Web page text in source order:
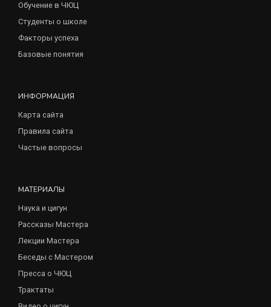
Обучение в ЧЮЦ
Студенты о школе
Факторы успеха
Базовые понятия
ИНФОРМАЦИЯ
Карта сайта
Правила сайта
Частые вопросы
МАТЕРИАЛЫ
Наука и цигун
Рассказы Мастера
Лекции Мастера
Беседы с Мастером
Пресса о ЧЮЦ
Трактаты